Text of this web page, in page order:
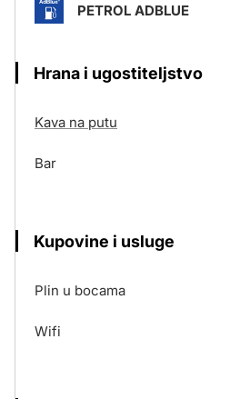
PETROL ADBLUE
Hrana i ugostiteljstvo
Kava na putu
Bar
Kupovine i usluge
Plin u bocama
Wifi